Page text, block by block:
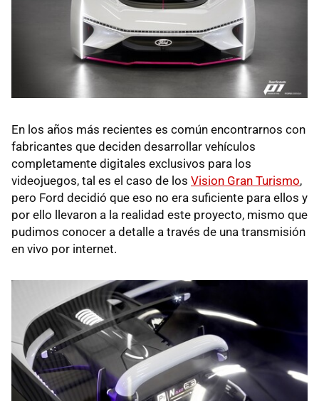
En los años más recientes es común encontrarnos con
fabricantes que deciden desarrollar vehículos
completamente digitales exclusivos para los
videojuegos, tal es el caso de los Vision Gran Turismo,
pero Ford decidió que eso no era suficiente para ellos y
por ello llevaron a la realidad este proyecto, mismo que
pudimos conocer a detalle a través de una transmisión
en vivo por internet.